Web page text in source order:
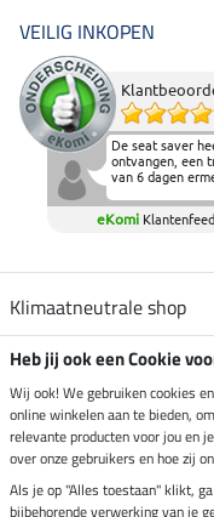
VEILIG INKOPEN
De seat saver
ontvangen, een
van 6 dagen
en deze heeft
fantastisch
Heerlijk zacht om
elkaar in het
eKomi
Klimaatneutrale shop
Verzending per
Veilig betalen met
Heb jij ook een Cookie
Wij ook! We gebruiken cookies
online winkelen aan te bieden,
relevante producten voor jou en
over onze gebruikers en hoe zij
Als je op "Alles toestaan" klikt,
bijbehorende verwerking van je